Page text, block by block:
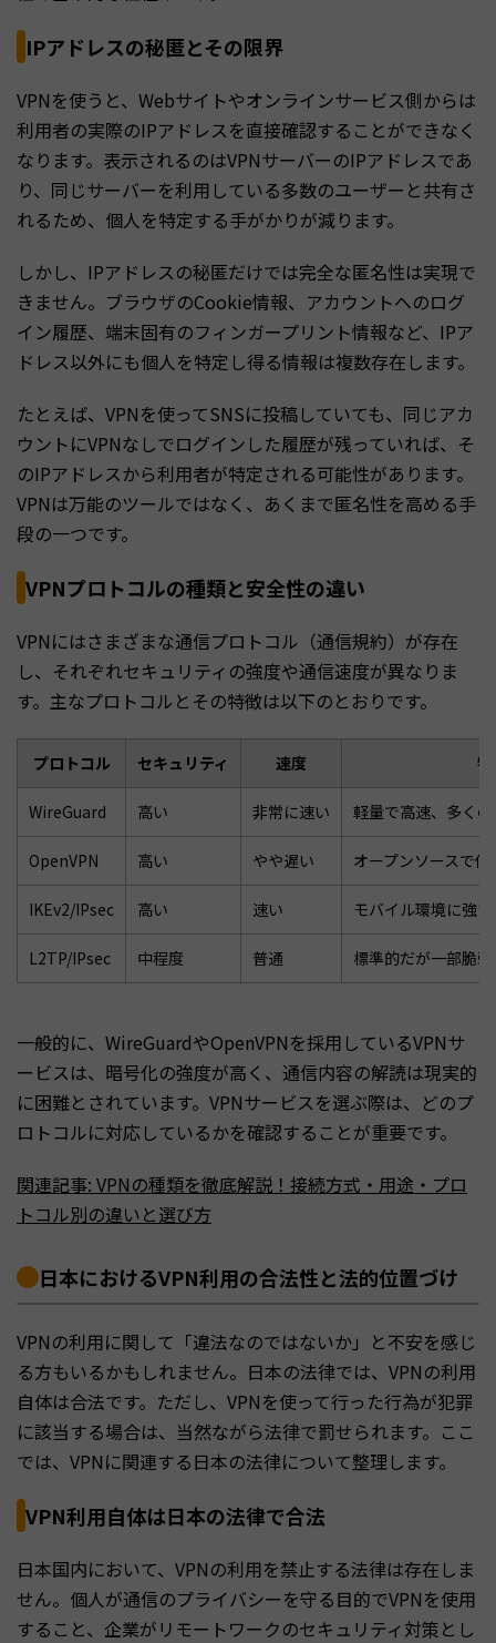
IPアドレスの秘匿とその限界
VPNを使うと、Webサイトやオンラインサービス側からは
利用者の実際のIPアドレスを直接確認することができなく
なります。表示されるのはVPNサーバーのIPアドレスであ
り、同じサーバーを利用している多数のユーザーと共有さ
れるため、個人を特定する手がかりが減ります。
しかし、IPアドレスの秘匿だけでは完全な匿名性は実現で
きません。ブラウザのCookie情報、アカウントへのログ
イン履歴、端末固有のフィンガープリント情報など、IPア
ドレス以外にも個人を特定し得る情報は複数存在します。
たとえば、VPNを使ってSNSに投稿していても、同じアカ
ウントにVPNなしでログインした履歴が残っていれば、そ
のIPアドレスから利用者が特定される可能性があります。
VPNは万能のツールではなく、あくまで匿名性を高める手
段の一つです。
VPNプロトコルの種類と安全性の違い
VPNにはさまざまな通信プロトコル（通信規約）が存在
し、それぞれセキュリティの強度や通信速度が異なりま
す。主なプロトコルとその特徴は以下のとおりです。
プロトコル セキュリティ 速度
WireGuard 高い 非常に速い 軽量で高速、多く
OpenVPN 高い やや遅い オープンソースで
IKEv2/IPsec 高い 速い モバイル環境に強い
L2TP/IPsec 中程度 普通 標準的だが一部脆
一般的に、WireGuardやOpenVPNを採用しているVPNサ
ービスは、暗号化の強度が高く、通信内容の解読は現実的
に困難とされています。VPNサービスを選ぶ際は、どのプ
ロトコルに対応しているかを確認することが重要です。
関連記事: VPNの種類を徹底解説！接続方式・用途・プロ
トコル別の違いと選び方
日本におけるVPN利用の合法性と法的位置づけ
VPNの利用に関して「違法なのではないか」と不安を感じ
る方もいるかもしれません。日本の法律では、VPNの利用
自体は合法です。ただし、VPNを使って行った行為が犯罪
に該当する場合は、当然ながら法律で罰せられます。ここ
では、VPNに関連する日本の法律について整理します。
VPN利用自体は日本の法律で合法
日本国内において、VPNの利用を禁止する法律は存在しま
せん。個人が通信のプライバシーを守る目的でVPNを使用
すること、企業がリモートワークのセキュリティ対策とし